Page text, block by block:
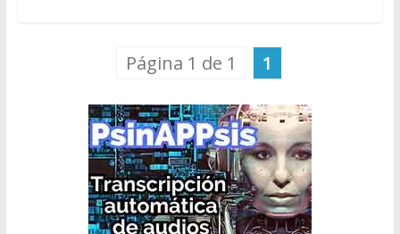
Página 1 de 1 1